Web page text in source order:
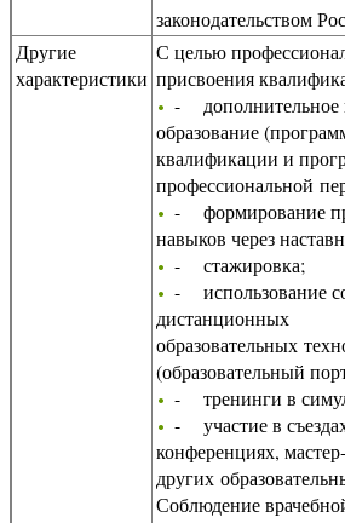
законодательством
Другие
характеристики
С целью
присвоения
- дополнительное
образование
квалификации и
профессиональной
- формирование
навыков через
- стажировка;
- использование
дистанционных
образовательных
(образовательный
- тренинги в
- участие в
конференциях,
других
Соблюдение